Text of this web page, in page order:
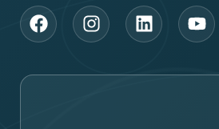
F
a
I
n
L
i
Y
o